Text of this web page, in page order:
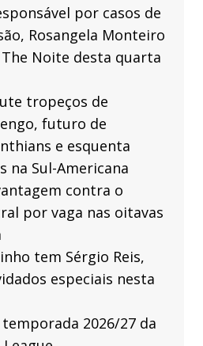
por casos de
Rosangela Monteiro
Noite desta quarta
tropeços de
futuro de
e esquenta
na Sul-Americana
contra o
por vaga nas oitavas
tem Sérgio Reis,
especiais nesta
2026/27 da